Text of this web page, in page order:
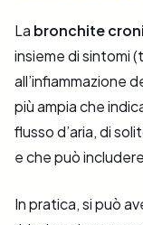
La bronchite
insieme di sintomi
all’infiammazione
più ampia che
flusso d’aria, di
e che può
In pratica, si può